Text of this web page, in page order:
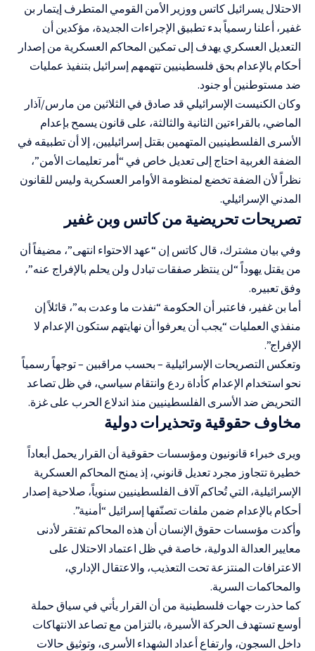
الاحتلال يسرائيل كاتس ووزير الأمن القومي المتطرف إيتمار بن
غفير، أعلنا رسمياً بدء تطبيق الإجراءات الجديدة، مؤكدين أن
التعديل العسكري يهدف إلى تمكين المحاكم العسكرية من إصدار
أحكام بالإعدام بحق فلسطينيين تتهمهم إسرائيل بتنفيذ عمليات
ضد مستوطنين أو جنود.
وكان الكنيست الإسرائيلي قد صادق في الثلاثين من مارس/آذار
الماضي، بالقراءتين الثانية والثالثة، على قانون يسمح بإعدام
الأسرى الفلسطينيين المتهمين بقتل إسرائيليين، إلا أن تطبيقه في
الضفة الغربية احتاج إلى تعديل خاص في “أمر تعليمات الأمن”،
نظراً لأن الضفة تخضع لمنظومة الأوامر العسكرية وليس للقانون
المدني الإسرائيلي.
تصريحات تحريضية من كاتس وبن غفير
وفي بيان مشترك، قال كاتس إن “عهد الاحتواء انتهى”، مضيفاً أن
من يقتل يهوداً “لن ينتظر صفقات تبادل ولن يحلم بالإفراج عنه”،
وفق تعبيره.
أما بن غفير، فاعتبر أن الحكومة “نفذت ما وعدت به”، قائلاً إن
منفذي العمليات “يجب أن يعرفوا أن نهايتهم ستكون الإعدام لا
الإفراج”.
وتعكس التصريحات الإسرائيلية – بحسب مراقبين – توجهاً رسمياً
نحو استخدام الإعدام كأداة ردع وانتقام سياسي، في ظل تصاعد
التحريض ضد الأسرى الفلسطينيين منذ اندلاع الحرب على غزة.
مخاوف حقوقية وتحذيرات دولية
ويرى خبراء قانونيون ومؤسسات حقوقية أن القرار يحمل أبعاداً
خطيرة تتجاوز مجرد تعديل قانوني، إذ يمنح المحاكم العسكرية
الإسرائيلية، التي تُحاكم آلاف الفلسطينيين سنوياً، صلاحية إصدار
أحكام بالإعدام ضمن ملفات تصنّفها إسرائيل “أمنية”.
وأكدت مؤسسات حقوق الإنسان أن هذه المحاكم تفتقر لأدنى
معايير العدالة الدولية، خاصة في ظل اعتماد الاحتلال على
الاعترافات المنتزعة تحت التعذيب، والاعتقال الإداري،
والمحاكمات السرية.
كما حذرت جهات فلسطينية من أن القرار يأتي في سياق حملة
أوسع تستهدف الحركة الأسيرة، بالتزامن مع تصاعد الانتهاكات
داخل السجون، وارتفاع أعداد الشهداء الأسرى، وتوثيق حالات